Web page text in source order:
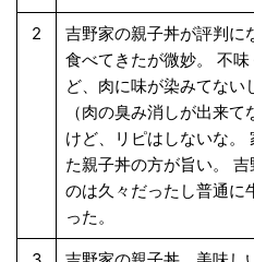
2
吉野家の親子丼が評判に
食べてきたが微妙。 不
ど、肉に味が染みてない
（肉の臭み消しが出来
けど、リピはしないな。
た親子丼の方が旨い。
のは久々だったし普通に
った。